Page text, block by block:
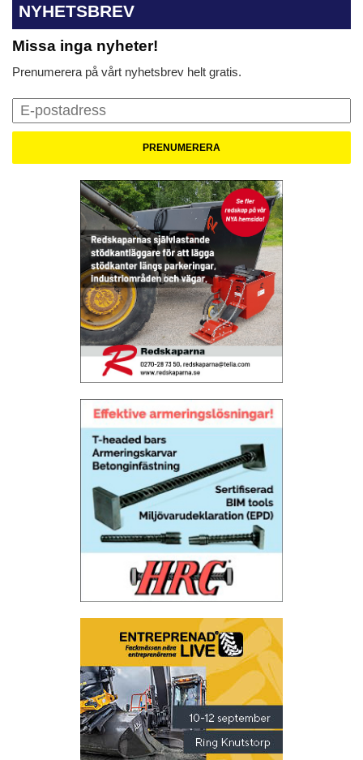
NYHETSBREV
Missa inga nyheter!
Prenumerera på vårt nyhetsbrev helt gratis.